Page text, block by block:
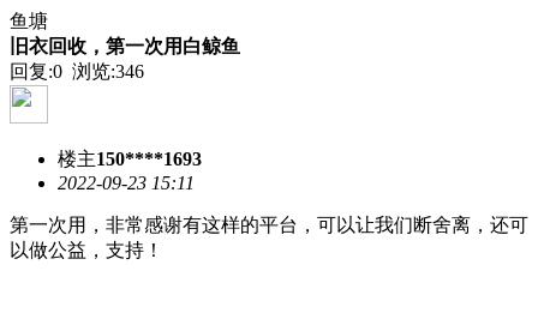
鱼塘
旧衣回收，第一次用白鲸鱼
回复:0 浏览:346
楼主150****1693
2022-09-23 15:11
第一次用，非常感谢有这样的平台，可以让我们断舍离，还可
以做公益，支持！